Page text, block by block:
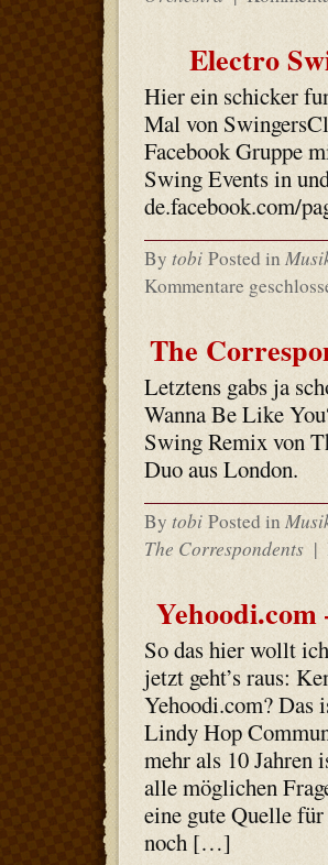
Electro
Hier ein schicker
Mal von
Facebook Gruppe
Swing Events in
de.facebook.com/
By tobi Posted in
Kommentare
The
Letztens gabs ja
Wanna Be Like
Swing Remix von
Duo aus London.
By tobi Posted in
The Correspondents |
So das hier wollt
jetzt geht’s raus:
Yehoodi.com? Das
Lindy Hop
mehr als 10
alle möglichen
eine gute Quelle
noch […]